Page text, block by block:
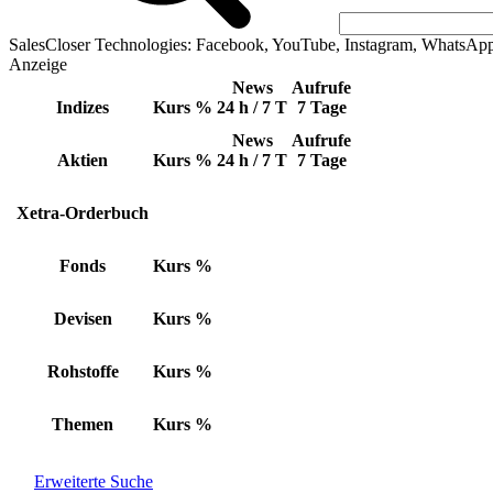
SalesCloser Technologies: Facebook, YouTube, Instagram,
Anzeige
Indizes Kurs %
News
24 h / 7 T
Aufrufe
7 Tage
Aktien Kurs %
News
24 h / 7 T
Aufrufe
7 Tage
Xetra-Orderbuch
Fonds Kurs %
Devisen Kurs %
Rohstoffe Kurs %
Themen Kurs %
Erweiterte Suche